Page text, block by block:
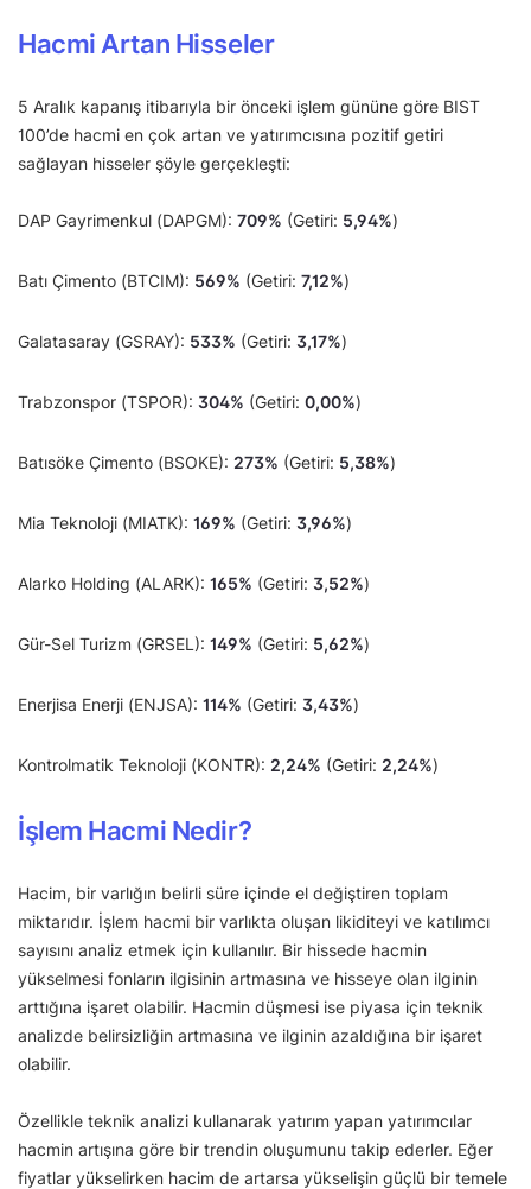
Hacmi Artan Hisseler
5 Aralık kapanış itibarıyla bir önceki işlem gününe göre BIST
100’de hacmi en çok artan ve yatırımcısına pozitif getiri
sağlayan hisseler şöyle gerçekleşti:
DAP Gayrimenkul (DAPGM): 709% (Getiri: 5,94%)
Batı Çimento (BTCIM): 569% (Getiri: 7,12%)
Galatasaray (GSRAY): 533% (Getiri: 3,17%)
Trabzonspor (TSPOR): 304% (Getiri: 0,00%)
Batısöke Çimento (BSOKE): 273% (Getiri: 5,38%)
Mia Teknoloji (MIATK): 169% (Getiri: 3,96%)
Alarko Holding (ALARK): 165% (Getiri: 3,52%)
Gür-Sel Turizm (GRSEL): 149% (Getiri: 5,62%)
Enerjisa Enerji (ENJSA): 114% (Getiri: 3,43%)
Kontrolmatik Teknoloji (KONTR): 2,24% (Getiri: 2,24%)
İşlem Hacmi Nedir?
Hacim, bir varlığın belirli süre içinde el değiştiren toplam
miktarıdır. İşlem hacmi bir varlıkta oluşan likiditeyi ve katılımcı
sayısını analiz etmek için kullanılır. Bir hissede hacmin
yükselmesi fonların ilgisinin artmasına ve hisseye olan ilginin
arttığına işaret olabilir. Hacmin düşmesi ise piyasa için teknik
analizde belirsizliğin artmasına ve ilginin azaldığına bir işaret
olabilir.
Özellikle teknik analizi kullanarak yatırım yapan yatırımcılar
hacmin artışına göre bir trendin oluşumunu takip ederler. Eğer
fiyatlar yükselirken hacim de artarsa yükselişin güçlü bir temele